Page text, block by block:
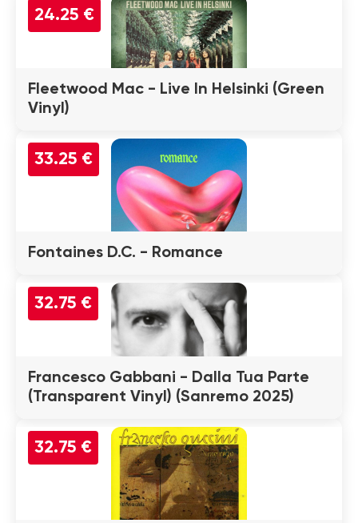
24.25 €
Fleetwood Mac - Live In Helsinki (Green
Vinyl)
33.25 €
Fontaines D.C. - Romance
32.75 €
Francesco Gabbani - Dalla Tua Parte
(Transparent Vinyl) (Sanremo 2025)
32.75 €